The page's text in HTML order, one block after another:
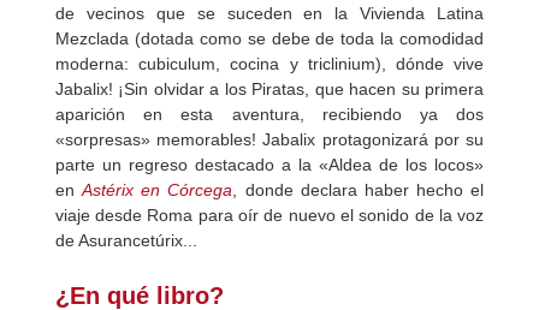
de vecinos que se suceden en la Vivienda Latina
Mezclada (dotada como se debe de toda la comodidad
moderna: cubiculum, cocina y triclinium), dónde vive
Jabalix! ¡Sin olvidar a los Piratas, que hacen su primera
aparición en esta aventura, recibiendo ya dos
«sorpresas» memorables! Jabalix protagonizará por su
parte un regreso destacado a la «Aldea de los locos»
en Astérix en Córcega , donde declara haber hecho el
viaje desde Roma para oír de nuevo el sonido de la voz
de Asurancetúrix...
¿En qué libro?